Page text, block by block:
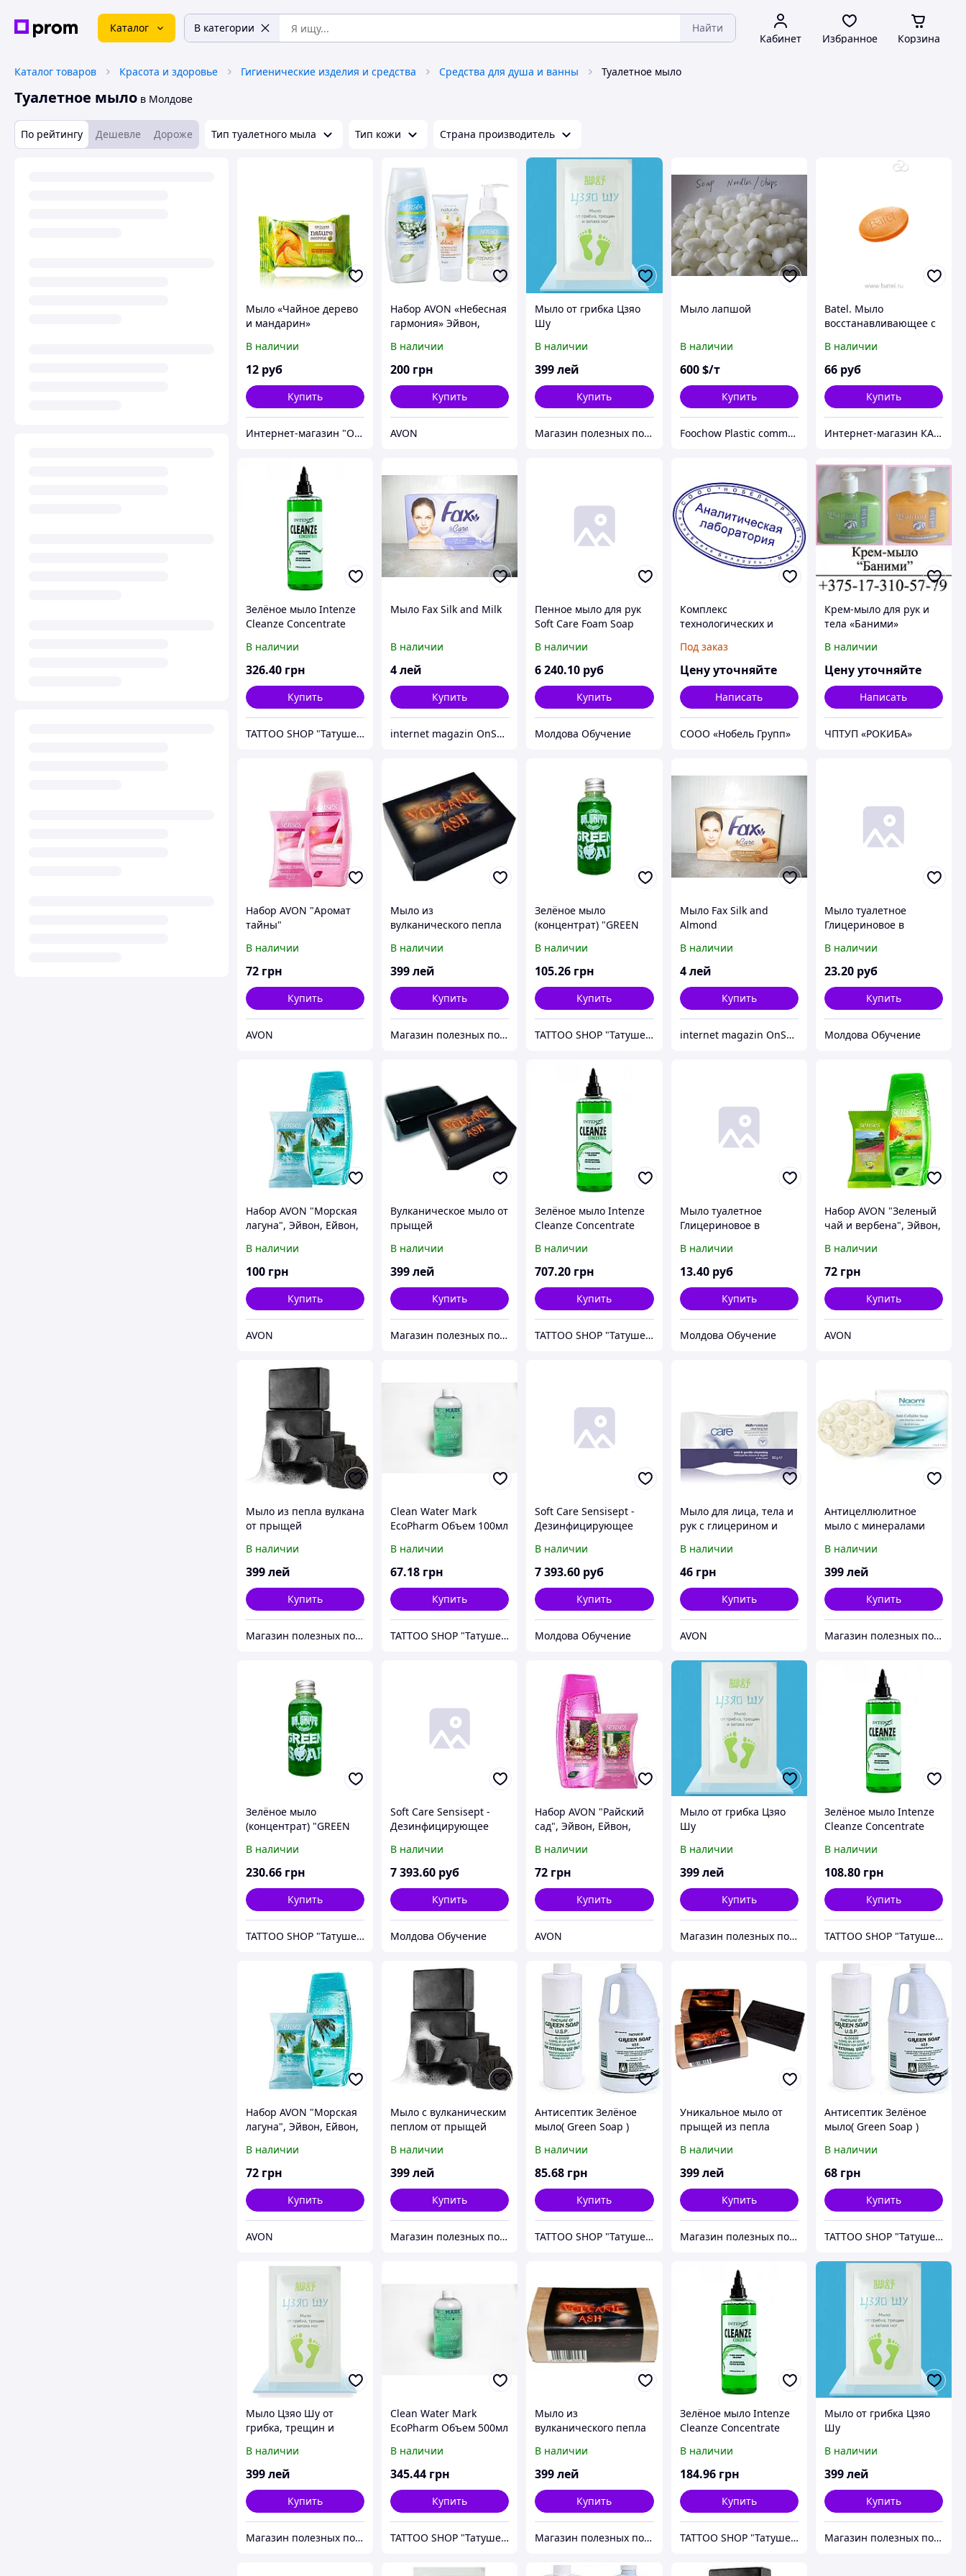
Каталог В категории Найти
Кабинет Избранное Корзина
Каталог товаров Красота и здоровье Гигиенические изделия и средства Средства для душа и ванны Туалетное мыло
Туалетное мыло в Молдове
По рейтингу Дешевле Дороже Тип туалетного мыла Тип кожи Страна производитель
Мыло «Чайное дерево
и мандарин»
В наличии
12 руб
Купить
Интернет-магазин "Oriflame"
Набор AVON «Небесная
гармония» Эйвон,
В наличии
200 грн
Купить
AVON
Мыло от грибка Цзяо
Шу
В наличии
399лей
Купить
Магазин полезных покупок "Goodbuy"
Мыло лапшой
В наличии
600 $/т
Купить
Foochow Plastic commodity Co, Ltd
Batel. Мыло
восстанавливающее с
В наличии
66 руб
Купить
Интернет-магазин КАМЕЛИЯ
Зелёное мыло Intenze
Cleanze Concentrate
В наличии
326.40 грн
Купить
TATTOO SHOP "Татушечка" Молдова
Мыло Fax Silk and Milk
В наличии
4лей
Купить
internet magazin OnShop
Пенное мыло для рук
Soft Care Foam Soap
В наличии
6 240.10 руб
Купить
Молдова Обучение
Комплекс
технологических и
мероприятий
Под заказ
Цену уточняйте
Написать
СООО «Нобель Групп»
Крем-мыло для рук и
тела «Баними»
«Увлажняющее» по
ценам производителя
В наличии
Цену уточняйте
Написать
ЧПТУП «РОКИБА»
Набор AVON "Аромат
тайны"
В наличии
72 грн
Купить
AVON
Мыло из
вулканического пепла
В наличии
399лей
Купить
Магазин полезных покупок "Goodbuy"
Зелёное мыло
(концентрат) "GREEN
100мл
В наличии
105.26 грн
Купить
TATTOO SHOP "Татушечка" Молдова
Мыло Fax Silk and
Almond
В наличии
4 лей
Купить
internet magazin OnShop
Мыло туалетное
Глицериновое в
90 ШТУК
В наличии
23.20 руб
Купить
Молдова Обучение
Набор AVON "Морская
лагуна", Эйвон, Ейвон,
В наличии
100 грн
Купить
AVON
Вулканическое мыло от
прыщей
В наличии
399лей
Купить
Магазин полезных покупок "Goodbuy"
Зелёное мыло Intenze
Cleanze Concentrate
В наличии
707.20 грн
Купить
TATTOO SHOP "Татушечка" Молдова
Мыло туалетное
Глицериновое в
В наличии
13.40 руб
Купить
Молдова Обучение
Набор AVON "Зеленый
чай и вербена", Эйвон,
В наличии
72 грн
Купить
AVON
Мыло из пепла вулкана
от прыщей
В наличии
399лей
Купить
Магазин полезных покупок "Goodbuy"
Clean Water Mark
EcoPharm Объем 100мл
В наличии
67.18 грн
Купить
TATTOO SHOP "Татушечка" Молдова
Soft Care Sensisept -
Дезинфицирующее
В наличии
7 393.60 руб
Купить
Молдова Обучение
Мыло для лица, тела и
рук с глицерином и
«Увлажнение» Avon,
Эйвон, Ейвон, 90 г
В наличии
46 грн
Купить
AVON
Антицеллюлитное
мыло с минералами
150г
В наличии
399лей
Купить
Магазин полезных покупок "Goodbuy"
Зелёное мыло
(концентрат) "GREEN
250мл
В наличии
230.66 грн
Купить
TATTOO SHOP "Татушечка" Молдова
Soft Care Sensisept -
Дезинфицирующее
В наличии
7 393.60 руб
Купить
Молдова Обучение
Набор AVON "Райский
сад", Эйвон, Ейвон,
В наличии
72 грн
Купить
AVON
Мыло от грибка Цзяо
Шу
В наличии
399 лей
Купить
Магазин полезных покупок "Goodbuy"
Зелёное мыло Intenze
Cleanze Concentrate
В наличии
108.80 грн
Купить
TATTOO SHOP "Татушечка" Молдова
Набор AVON "Морская
лагуна", Эйвон, Ейвон,
В наличии
72 грн
Купить
AVON
Мыло с вулканическим
пеплом от прыщей
В наличии
399лей
Купить
Магазин полезных покупок "Goodbuy"
Антисептик Зелёное
мыло( Green Soap )
В наличии
85.68 грн
Купить
TATTOO SHOP "Татушечка" Молдова
Уникальное мыло от
прыщей из пепла
В наличии
399 лей
Купить
Магазин полезных покупок "Goodbuy"
Антисептик Зелёное
мыло( Green Soap )
В наличии
68 грн
Купить
TATTOO SHOP "Татушечка" Молдова
Мыло Цзяо Шу от
грибка, трещин и
В наличии
399лей
Купить
Магазин полезных покупок "Goodbuy"
Clean Water Mark
EcoPharm Объем 500мл
В наличии
345.44 грн
Купить
TATTOO SHOP "Татушечка" Молдова
Мыло из
вулканического пепла
В наличии
399лей
Купить
Магазин полезных покупок "Goodbuy"
Зелёное мыло Intenze
Cleanze Concentrate
В наличии
184.96 грн
Купить
TATTOO SHOP "Татушечка" Молдова
Мыло от грибка Цзяо
Шу
В наличии
399лей
Купить
Магазин полезных покупок "Goodbuy"